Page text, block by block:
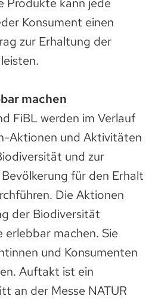
Konsument einen
zur Erhaltung der
machen
FiBL werden im Verlauf
Aktionen und Aktivitäten
und zur
für den Erhalt
Die Aktionen
der Biodiversität
erlebbar machen. Sie
und Konsumenten
Auftakt ist ein
an der Messe NATUR